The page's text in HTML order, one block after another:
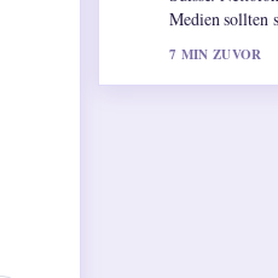
klarste